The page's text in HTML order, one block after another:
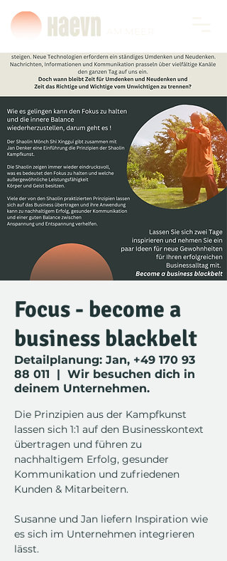
Focus - become a
business blackbelt
Detailplanung: Jan, +49 170 93
88 011
  |
Wir besuchen dich in
deinem Unternehmen.
Die Prinzipien aus der Kampfkunst
lassen sich 1:1 auf den Businesskontext
übertragen und führen zu
nachhaltigem Erfolg, gesunder
Kommunikation und zufriedenen
Kunden & Mitarbeitern.
Susanne und Jan liefern Inspiration wie
es sich im Unternehmen integrieren
lässt.